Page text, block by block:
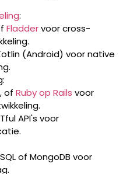
:
Fladdervoor cross-
(Android) voor native
of Ruby op Rails voor
API's voor
of MongoDB voor